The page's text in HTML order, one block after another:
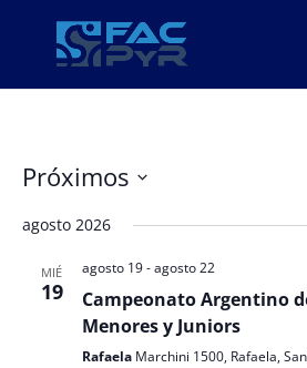
Próximos
fecha.
agosto 2026
MIÉ
19
agosto 19-agosto 22
Campeonato Argentino
Menores y Juniors
Rafaela Marchini 1500, Rafaela,